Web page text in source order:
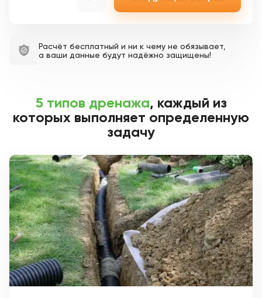
Расчёт бесплатный и ни к чему не обязывает,
а ваши данные будут надёжно защищены!
5 типов дренажа, каждый из
которых выполняет определенную
задачу